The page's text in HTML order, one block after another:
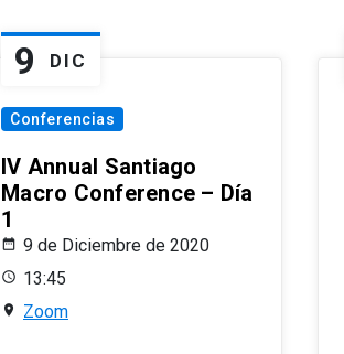
9 DIC
Conferencias
IV Annual Santiago
Macro Conference – Día
1
9 de Diciembre de 2020
13:45
Zoom